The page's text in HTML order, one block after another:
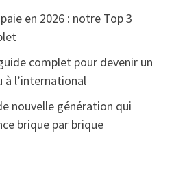
en 2026 : notre Top 3
complet pour devenir un
à l’international
nouvelle génération qui
brique par brique